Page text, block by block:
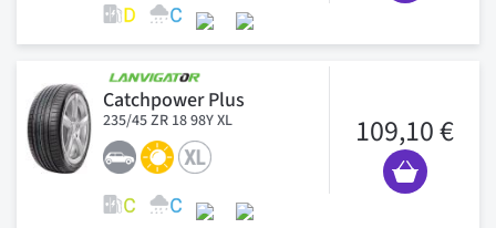
Catchpower Plus
235/45 ZR 18 98Y XL 109,10 €